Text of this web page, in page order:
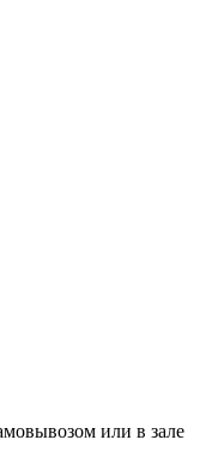
или в зале